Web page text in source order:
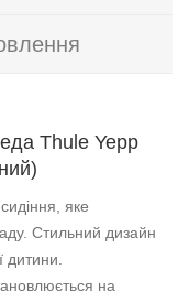
Thule Yepp
яке
Стильний дизайн
дитини.
на